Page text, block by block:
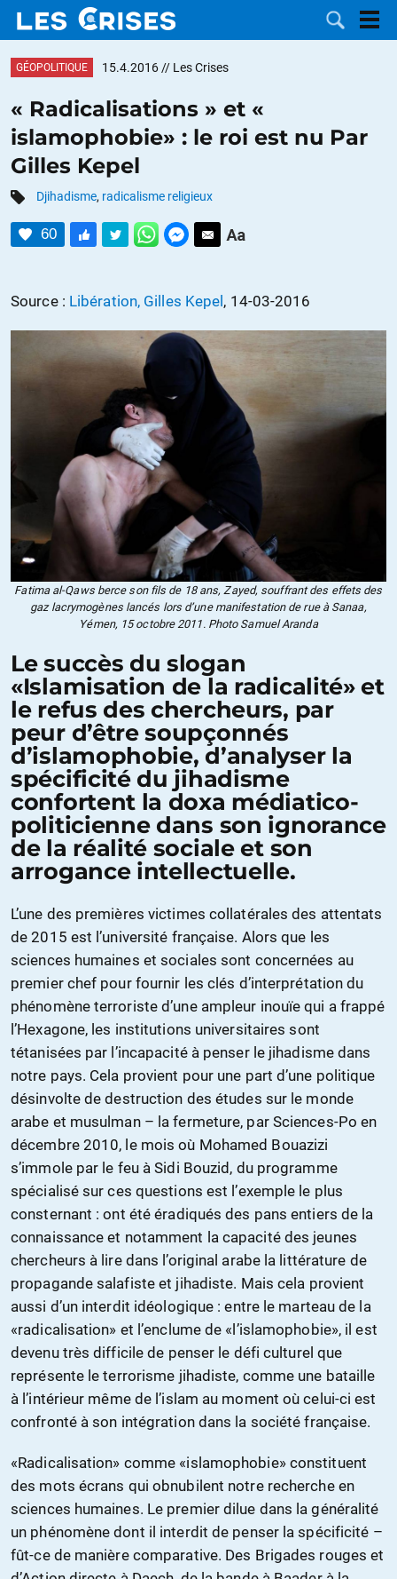
DOSSIERS
CATÉGORIES
MOTS CLÉS
CONTACTER
FAIRE UN
GÉOPOLITIQUE 15.4.2016 // Les Crises
« Radicalisations » et «
islamophobie» : le roi est nu Par
Gilles Kepel
Djihadisme, radicalisme religieux
60
Source : Libération, Gilles Kepel , 14-03-2016
Fatima al-Qaws berce son fils de 18 ans, Zayed, souffrant des effets des
gaz lacrymogènes lancés lors d’une manifestation de rue à Sanaa,
Yémen, 15 octobre 2011. Photo Samuel Aranda
Le succès du slogan
«Islamisation de la radicalité» et
le refus des chercheurs, par
peur d’être soupçonnés
d’islamophobie, d’analyser la
spécificité du jihadisme
confortent la doxa médiatico-
politicienne dans son ignorance
de la réalité sociale et son
arrogance intellectuelle.
L’une des premières victimes collatérales des attentats
de 2015 est l’université française. Alors que les
sciences humaines et sociales sont concernées au
premier chef pour fournir les clés d’interprétation du
phénomène terroriste d’une ampleur inouïe qui a frappé
l’Hexagone, les institutions universitaires sont
tétanisées par l’incapacité à penser le jihadisme dans
notre pays. Cela provient pour une part d’une politique
désinvolte de destruction des études sur le monde
arabe et musulman – la fermeture, par Sciences-Po en
décembre 2010, le mois où Mohamed Bouazizi
s’immole par le feu à Sidi Bouzid, du programme
spécialisé sur ces questions est l’exemple le plus
consternant : ont été éradiqués des pans entiers de la
connaissance et notamment la capacité des jeunes
chercheurs à lire dans l’original arabe la littérature de
propagande salafiste et jihadiste. Mais cela provient
aussi d’un interdit idéologique : entre le marteau de la
«radicalisation» et l’enclume de «l’islamophobie», il est
devenu très difficile de penser le défi culturel que
représente le terrorisme jihadiste, comme une bataille
à l’intérieur même de l’islam au moment où celui-ci est
confronté à son intégration dans la société française.
«Radicalisation» comme «islamophobie» constituent
des mots écrans qui obnubilent notre recherche en
sciences humaines. Le premier dilue dans la généralité
un phénomène dont il interdit de penser la spécificité –
fût-ce de manière comparative. Des Brigades rouges et